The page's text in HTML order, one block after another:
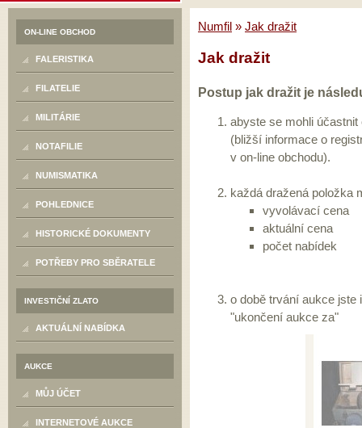
ON-LINE OBCHOD
FALERISTIKA
FILATELIE
MILITÁRIE
NOTAFILIE
NUMISMATIKA
POHLEDNICE
HISTORICKÉ DOKUMENTY
POTŘEBY PRO SBĚRATELE
INVESTIČNÍ ZLATO
AKTUÁLNÍ NABÍDKA
AUKCE
MŮJ ÚČET
INTERNETOVÉ AUKCE
Numfil » Jak dražit
Jak dražit
Postup jak dražit je
abyste se mohli účastnit
(bližší informace o
v on-line obchodu).
každá dražená položka
vyvolávací cena
aktuální cena
počet nabídek
o době trvání aukce
"ukončení aukce za"